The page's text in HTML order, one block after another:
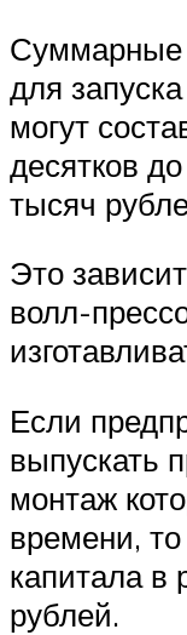
Суммарные
для
могут
десятков
тысяч
Это
волл-
Если
выпускать
монтаж
времени, то
капитала в
рублей.